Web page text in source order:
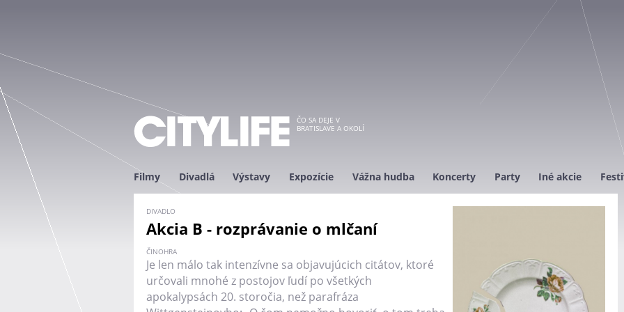
ČO SA DEJE V
BRATISLAVE A OKOLÍ
Filmy Divadlá Výstavy Expozície Vážna hudba Koncerty Party Iné akcie
DIVADLO
Akcia B - rozprávanie o mlčaní
ČINOHRA
Je len málo tak intenzívne sa objavujúcich citátov, ktoré
určovali mnohé z postojov ľudí po všetkých
apokalypsách 20. storočia, než parafráza